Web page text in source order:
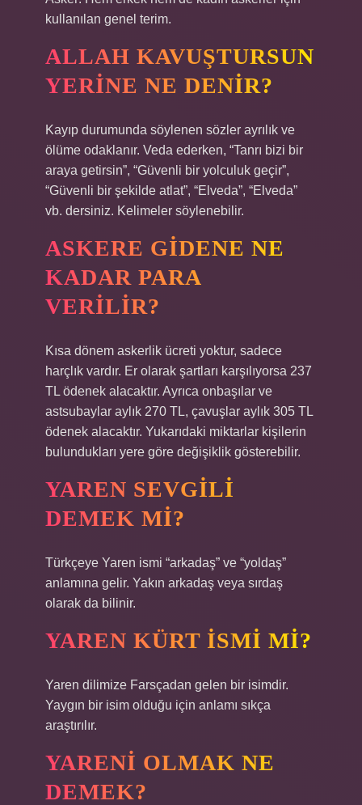
kullanılan genel terim.
ALLAH KAVUŞTURSUN
YERINE NE DENIR?
Kayıp durumunda söylenen sözler ayrılık ve
ölüme odaklanır. Veda ederken, “Tanrı bizi bir
araya getirsin”, “Güvenli bir yolculuk geçir”,
“Güvenli bir şekilde atlat”, “Elveda”, “Elveda”
vb. dersiniz. Kelimeler söylenebilir.
ASKERE GIDENE NE
KADAR PARA
VERILIR?
Kısa dönem askerlik ücreti yoktur, sadece
harçlık vardır. Er olarak şartları karşılıyorsa 237
TL ödenek alacaktır. Ayrıca onbaşılar ve
astsubaylar aylık 270 TL, çavuşlar aylık 305 TL
ödenek alacaktır. Yukarıdaki miktarlar kişilerin
bulundukları yere göre değişiklik gösterebilir.
YAREN SEVGILI
DEMEK MI?
Türkçeye Yaren ismi “arkadaş” ve “yoldaş”
anlamına gelir. Yakın arkadaş veya sırdaş
olarak da bilinir.
YAREN KÜRT ISMI MI?
Yaren dilimize Farsçadan gelen bir isimdir.
Yaygın bir isim olduğu için anlamı sıkça
araştırılır.
YARENI OLMAK NE
DEMEK?